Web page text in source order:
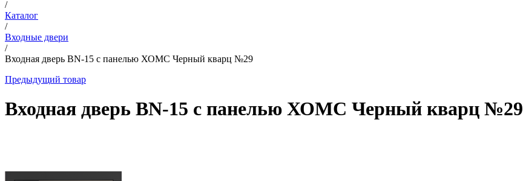
/
Каталог
/
Входные двери
/
Входная дверь BN-15 с панелью ХОМС Черный кварц №29
Предыдущий товар
Входная дверь BN-15 с панелью ХОМС Черный кварц №29